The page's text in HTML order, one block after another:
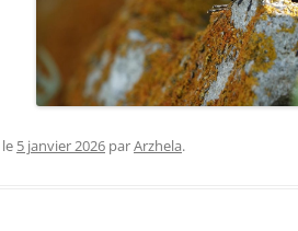
le 5 janvier 2026 parArzhela.